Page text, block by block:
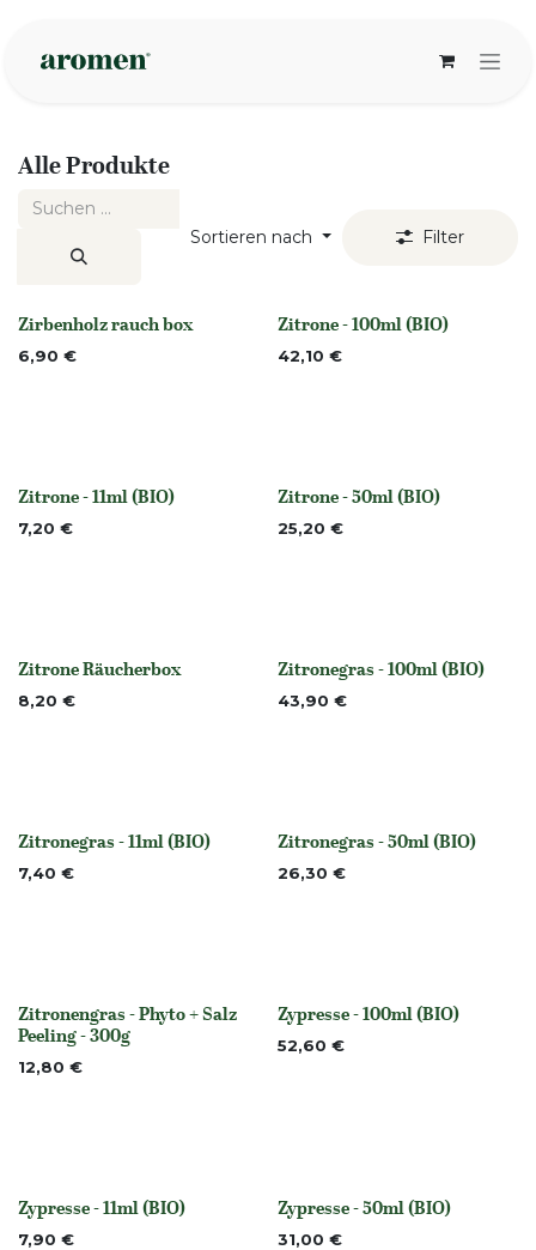
Alle Produkte
Sortieren nach Filter
None
Zirbenholz rauch box
6,90 € None
Zitrone - 100ml (BIO)
42,10 €
None
Zitrone - 11ml (BIO)
7,20 € None
Zitrone - 50ml (BIO)
25,20 €
None
Zitrone Räucherbox
8,20 € None
Zitronegras - 100ml (BIO)
43,90 €
None
Zitronegras - 11ml (BIO)
7,40 € Nicht vorrättig
Zitronegras - 50ml (BIO)
26,30 €
None
Zitronengras - Phyto + Salz
Peeling - 300g
12,80 €
None
Zypresse - 100ml (BIO)
52,60 €
None
Zypresse - 11ml (BIO)
7,90 € None
Zypresse - 50ml (BIO)
31,00 €